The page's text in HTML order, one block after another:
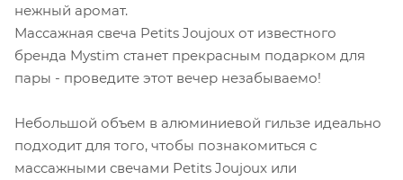
нежный аромат.
Массажная свеча Petits Joujoux от известного
бренда Mystim станет прекрасным подарком для
пары - проведите этот вечер незабываемо!
Небольшой объем в алюминиевой гильзе идеально
подходит для того, чтобы познакомиться с
массажными свечами Petits Joujoux или